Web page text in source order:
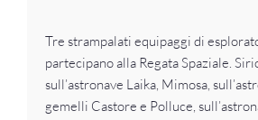
Tre strampalati equipaggi di
partecipano alla Regata Spaziale.
sull’astronave Laika, Mimosa,
gemelli Castore e Polluce,